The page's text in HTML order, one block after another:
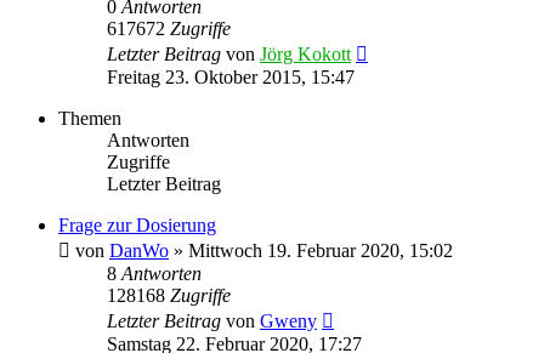
0 Antworten
617672 Zugriffe
Letzter Beitrag von Jörg Kokott
Freitag 23. Oktober 2015, 15:47
Themen
Antworten
Zugriffe
Letzter Beitrag
Frage zur Dosierung
von DanWo » Mittwoch 19. Februar 2020, 15:02
8 Antworten
128168 Zugriffe
Letzter Beitrag von Gweny
Samstag 22. Februar 2020, 17:27